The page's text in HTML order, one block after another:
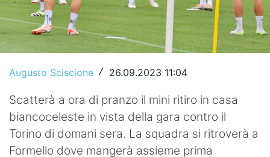
Augusto Sciscione / 26.09.2023 11:04
Scatterà a ora di pranzo il mini ritiro in casa
biancoceleste in vista della gara contro il
Torino di domani sera. La squadra si ritroverà a
Formello dove mangerà assieme prima